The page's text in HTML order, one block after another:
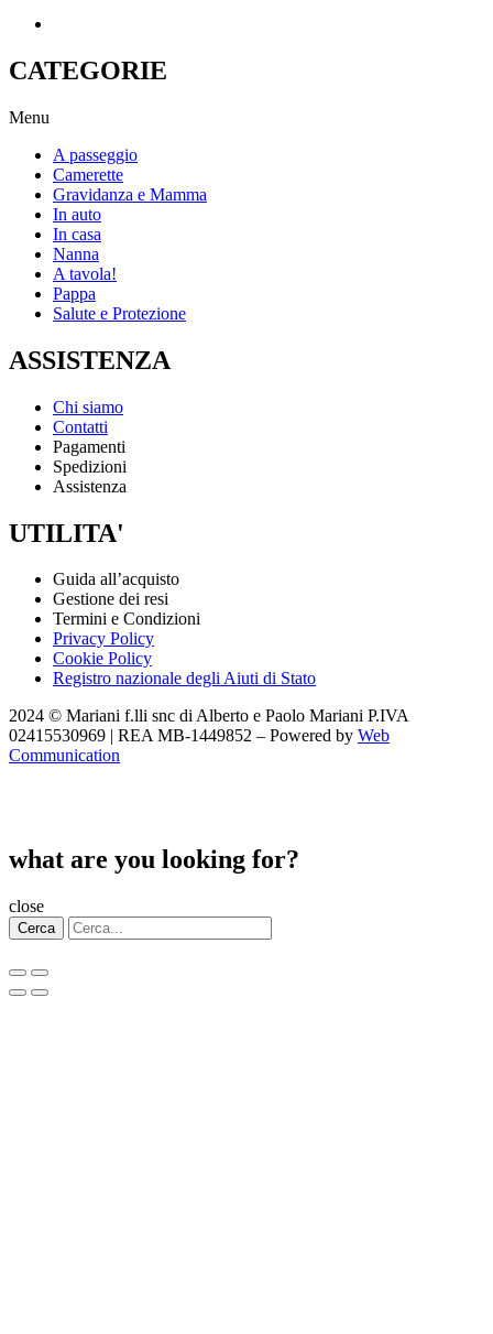
CATEGORIE
Menu
A passeggio
Camerette
Gravidanza e Mamma
In auto
In casa
Nanna
A tavola!
Pappa
Salute e Protezione
ASSISTENZA
Chi siamo
Contatti
Pagamenti
Spedizioni
Assistenza
UTILITA'
Guida all’acquisto
Gestione dei resi
Termini e Condizioni
Privacy Policy
Cookie Policy
Registro nazionale degli Aiuti di Stato
2024 © Mariani f.lli snc di Alberto e Paolo Mariani P.IVA
02415530969 | REA MB-1449852 – Powered by Web
Communication
what are you looking for?
close
Cerca